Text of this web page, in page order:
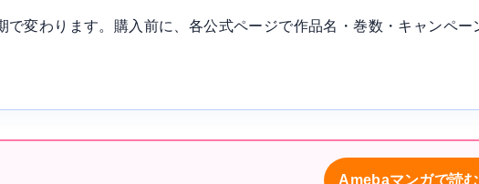
変わります。購入前に、各公式ページで作品名・巻数・キャンペー
Amebaマンガで読む